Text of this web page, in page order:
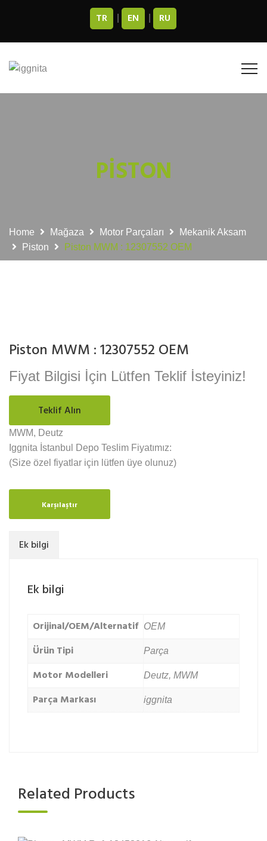
TR EN RU
PISTON
Home Mağaza Motor Parçaları
Mekanik Aksam
Piston
Piston MWM : 12307552 OEM
Piston MWM : 12307552 OEM
Fiyat Bilgisi İçin Lütfen Teklif İsteyiniz!
Teklif Alın
MWM, Deutz
Iggnita İstanbul Depo Teslim Fiyatımız:
(Size özel fiyatlar için lütfen üye olunuz)
Karşılaştır
Ek bilgi
Ek bilgi
Orijinal/OEM/Alternatif OEM
Ürün Tipi Parça
Motor Modelleri Deutz, MWM
Parça Markası iggnita
Related Products